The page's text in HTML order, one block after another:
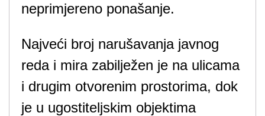
neprimjereno ponašanje.
Najveći broj narušavanja javnog
reda i mira zabilježen je na ulicama
i drugim otvorenim prostorima, dok
je u ugostiteljskim objektima